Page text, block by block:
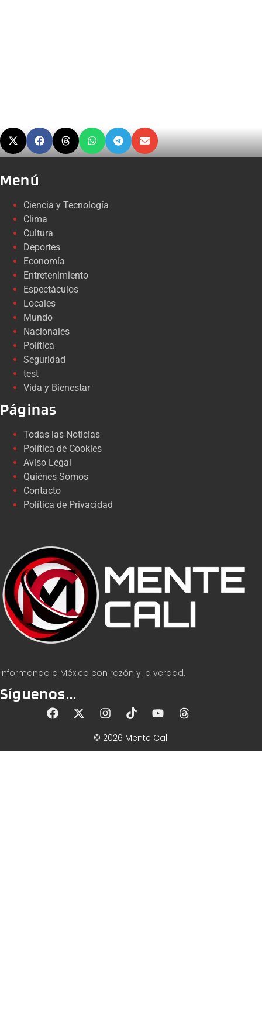
Informando a México con razón y la verdad.
Síguenos...
Menú
Ciencia y Tecnología
Clima
Cultura
Deportes
Economía
Entretenimiento
Espectáculos
Locales
Mundo
Nacionales
Política
Seguridad
test
Vida y Bienestar
Páginas
Todas las Noticias
Política de Cookies
Aviso Legal
Quiénes Somos
Contacto
Política de Privacidad
© 2026 Mente Cali